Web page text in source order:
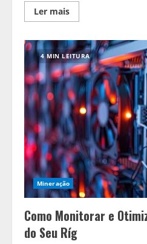
Ler maisRead
more
de
Fontes
de
Alimentação
para
Mineradores
4 MIN LEITURA
Mineração
Como Monitorar e
do Seu Ríg